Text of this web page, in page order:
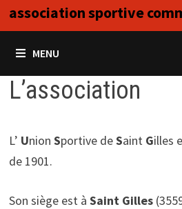
association sportive
MENU
L’association
L’ Union Sportive deSaint Gilles
de 1901.
Son siège est à Saint Gilles